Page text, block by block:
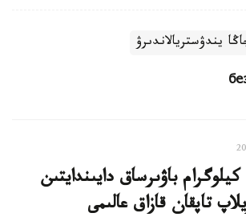
يندۋستريالاندىرۋ
ءبىر جولدا 800 كيلوگرام باۋىرساق دايىندايتىن
تاپقان قازاق عالىمى